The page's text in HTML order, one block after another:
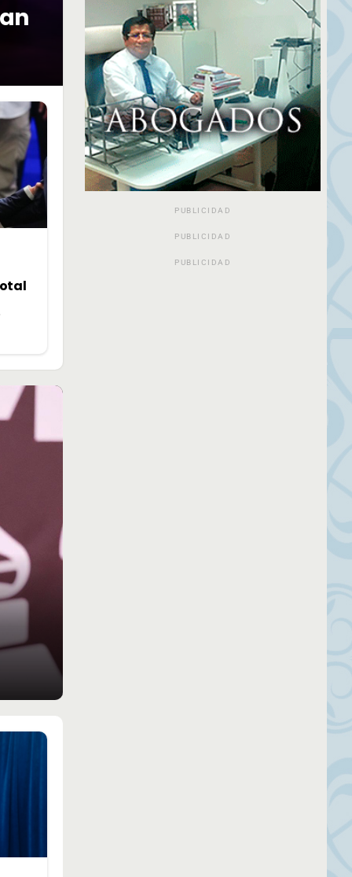
PUBLICIDAD
PUBLICIDAD
PUBLICIDAD